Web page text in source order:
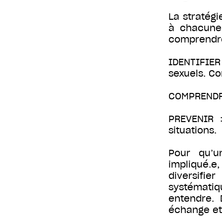
La
à
sexuels.
situations.
Pour
entendre.
échange